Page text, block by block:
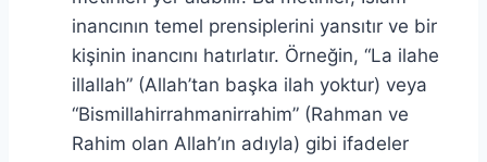
inancının temel prensiplerini yansıtır ve bir
kişinin inancını hatırlatır. Örneğin, “La ilahe
illallah” (Allah’tan başka ilah yoktur) veya
“Bismillahirrahmanirrahim” (Rahman ve
Rahim olan Allah’ın adıyla) gibi ifadeler